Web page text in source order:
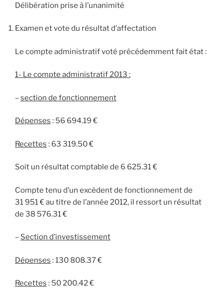
Délibération prise à l’unanimité
Examen et vote du résultat d’affectation
Le compte administratif voté précédemment fait état :
1- Le compte administratif 2013 :
–section de fonctionnement
Dépenses : 56 694.19 €
Recettes : 63 319.50 €
Soit un résultat comptable de 6 625.31 €
Compte tenu d’un excédent de fonctionnement de
31 951 € au titre de l’année 2012, il ressort un résultat
de 38 576.31 €
– Section d’investissement
Dépenses : 130 808.37 €
Recettes : 50 200.42 €